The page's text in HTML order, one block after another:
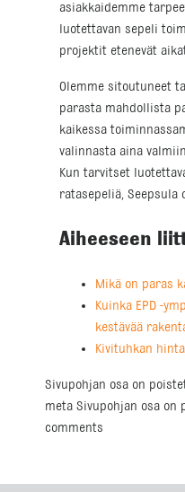
asiakkaidemme
luotettavan sepeli
projektit etenevät
Olemme sitoutuneet
parasta mahdollista
kaikessa
valinnasta aina
Kun tarvitset
ratasepeliä, Seepsula
Aiheeseen
Mikä on paras
Kuinka EPD -
kestävää
Kivituhkan
Sivupohjan osa on
meta Sivupohjan osa
comments